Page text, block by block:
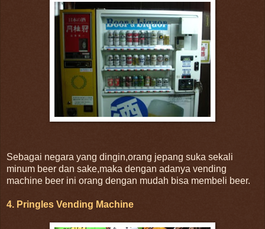
Sebagai negara yang dingin,orang jepang suka sekali
minum beer dan sake,maka dengan adanya vending
machine beer ini orang dengan mudah bisa membeli beer.
4. Pringles Vending Machine